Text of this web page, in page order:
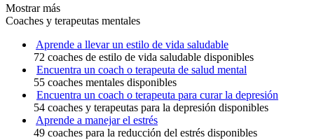
Mostrar más
Coaches y terapeutas mentales
Aprende a llevar un estilo de vida saludable
72 coaches de estilo de vida saludable disponibles
Encuentra un coach o terapeuta de salud mental
55 coaches mentales disponibles
Encuentra un coach o terapeuta para curar la depresión
54 coaches y terapeutas para la depresión disponibles
Aprende a manejar el estrés
49 coaches para la reducción del estrés disponibles